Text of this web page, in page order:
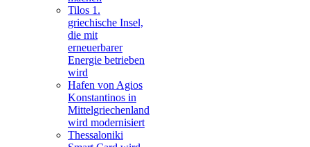
Tilos 1.
griechische Insel,
die mit
erneuerbarer
Energie betrieben
wird
Hafen von Agios
Konstantinos in
Mittelgriechenland
wird modernisiert
Thessaloniki